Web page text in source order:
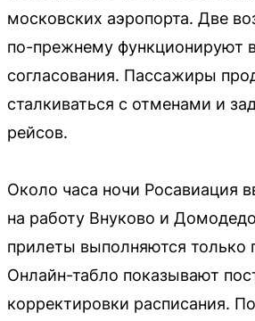
московских аэропорта. Две
по-прежнему функционируют
согласования. Пассажиры
сталкиваться с отменами и
рейсов.
Около часа ночи Росавиация
на работу Внуково и
прилеты выполняются только
Онлайн-табло показывают
корректировки расписания.